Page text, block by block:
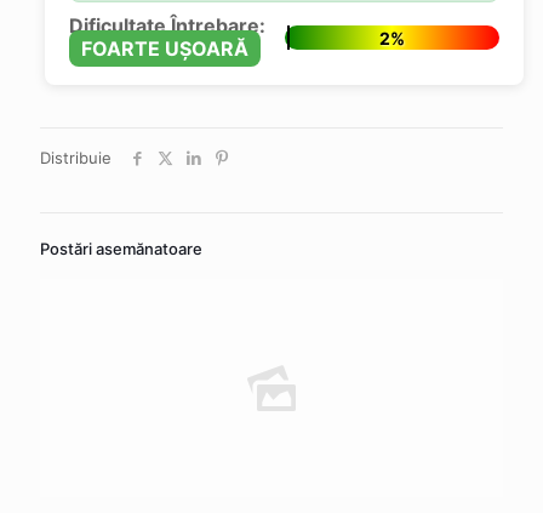
Dificultate Întrebare:
FOARTE UȘOARĂ
2%
Distribuie
Postări asemănatoare